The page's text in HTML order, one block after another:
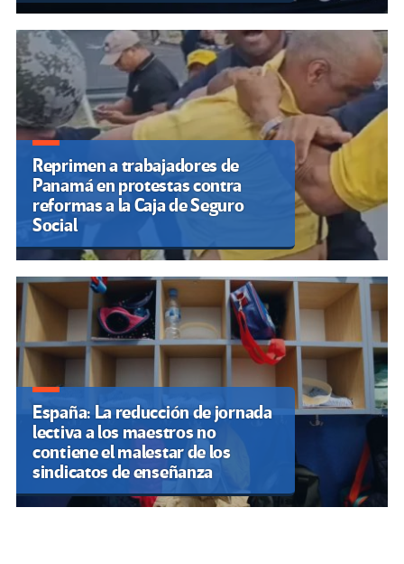
Reprimen a trabajadores de
Panamá en protestas contra
reformas a la Caja de Seguro
Social
España: La reducción de jornada
lectiva a los maestros no
contiene el malestar de los
sindicatos de enseñanza